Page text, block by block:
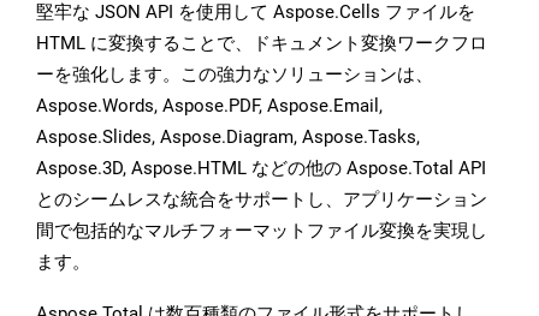
堅牢な JSON API を使用して Aspose.Cells ファイルを
HTML に変換することで、ドキュメント変換ワークフロ
ーを強化します。この強力なソリューションは、
Aspose.Words, Aspose.PDF, Aspose.Email,
Aspose.Slides, Aspose.Diagram, Aspose.Tasks,
Aspose.3D, Aspose.HTML などの他の Aspose.Total API
とのシームレスな統合をサポートし、アプリケーション
間で包括的なマルチフォーマットファイル変換を実現し
ます。